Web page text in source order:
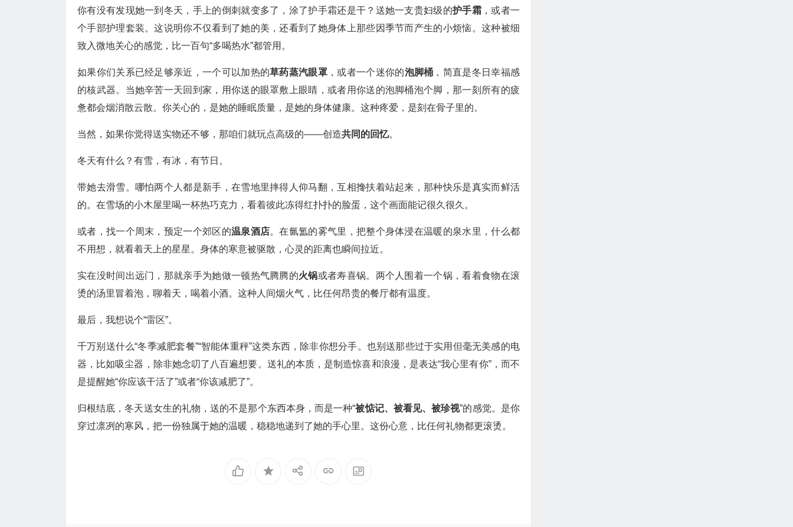
你有没有发现她一到冬天，手上的倒刺就变多了，涂了护手霜还是干？送她一支贵妇级的护手霜，或者一
个手部护理套装。这说明你不仅看到了她的美，还看到了她身体上那些因季节而产生的小烦恼。这种被细
致入微地关心的感觉，比一百句“多喝热水”都管用。
如果你们关系已经足够亲近，一个可以加热的草药蒸汽眼罩 ，或者一个迷你的泡脚桶 ，简直是冬日幸福感
的核武器。当她辛苦一天回到家，用你送的眼罩敷上眼睛，或者用你送的泡脚桶泡个脚，那一刻所有的疲
惫都会烟消散云散。你关心的，是她的睡眠质量，是她的身体健康。这种疼爱，是刻在骨子里的。
当然，如果你觉得送实物还不够，那咱们就玩点高级的——创造共同的回忆。
冬天有什么？有雪，有冰，有节日。
带她去滑雪。哪怕两个人都是新手，在雪地里摔得人仰马翻，互相搀扶着站起来，那种快乐是真实而鲜活
的。在雪场的小木屋里喝一杯热巧克力，看着彼此冻得红扑扑的脸蛋，这个画面能记很久很久。
或者，找一个周末，预定一个郊区的温泉酒店。在氤氲的雾气里，把整个身体浸在温暖的泉水里，什么都
不用想，就看着天上的星星。身体的寒意被驱散，心灵的距离也瞬间拉近。
实在没时间出远门，那就亲手为她做一顿热气腾腾的火锅或者寿喜锅。两个人围着一个锅，看着食物在滚
烫的汤里冒着泡，聊着天，喝着小酒。这种人间烟火气，比任何昂贵的餐厅都有温度。
最后，我想说个“雷区”。
千万别送什么“冬季减肥套餐”“智能体重秤”这类东西，除非你想分手。也别送那些过于实用但毫无美感的电
器，比如吸尘器，除非她念叨了八百遍想要。送礼的本质，是制造惊喜和浪漫，是表达“我心里有你”，而不
是提醒她“你应该干活了”或者“你该减肥了”。
归根结底，冬天送女生的礼物，送的不是那个东西本身，而是一种“被惦记、被看见、被珍视”的感觉。是你
穿过凛冽的寒风，把一份独属于她的温暖，稳稳地递到了她的手心里。这份心意，比任何礼物都更滚烫。